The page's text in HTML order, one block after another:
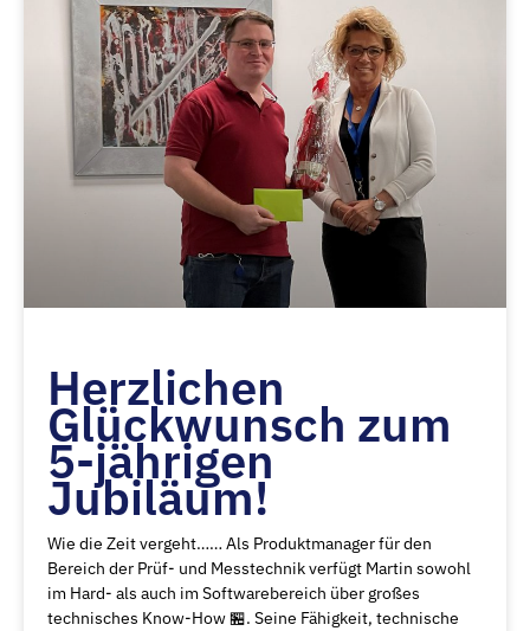
Herzlichen
Glückwunsch zum
5-jährigen
Jubiläum!
Wie die Zeit vergeht…… Als Produktmanager für den
Bereich der Prüf- und Messtechnik verfügt Martin sowohl
im Hard- als auch im Softwarebereich über großes
technisches Know-How 🏪. Seine Fähigkeit, technische